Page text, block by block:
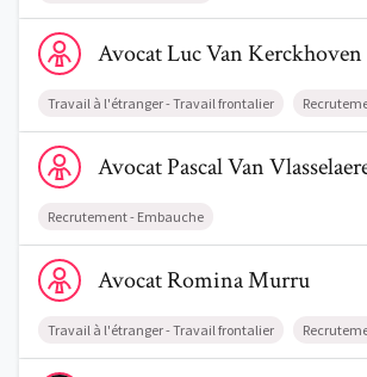
Voir le profil de AvocatLuc Van Kerckhoven
AvocatLucVan Kerckhoven
Travail à l'étranger - Travail frontalier
Voir le profil de AvocatPascal Van
AvocatPascalVan
Recrutement - Embauche
Voir le profil de AvocatRomina Murru
AvocatRominaMurru
Travail à l'étranger - Travail frontalier
Voir le profil de AvocatMarine Leurquin